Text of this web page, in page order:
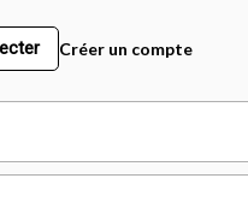
Créer un compte